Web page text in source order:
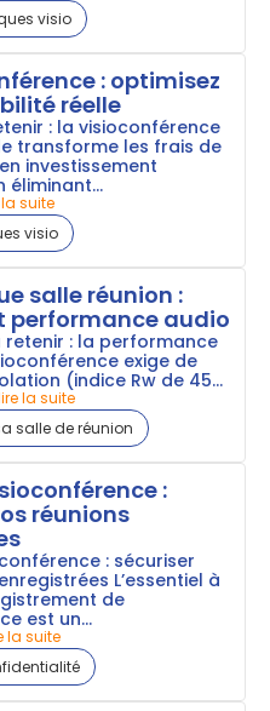
visio
: optimisez
réelle
: la visioconférence
transforme les frais de
investissement
éliminant...
visio
salle réunion :
performance audio
retenir : la performance
exige de
(indice Rw de 45...
salle de réunion
:
réunions
: sécuriser
L’essentiel à
de
est un...